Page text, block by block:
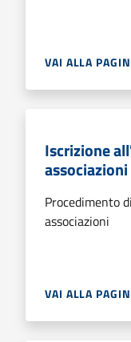
VAI ALLA
Iscrizione
associazioni
Procedimento
associazioni
VAI ALLA